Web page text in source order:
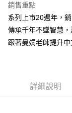
每筆NT$50，滿
付款後全家取貨
付款後7-11取貨
銷售重點
系列上市20週年，
傳承千年不墜智慧
跟著曼娟老師提升
詳細說明